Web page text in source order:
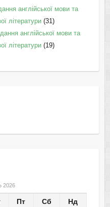
англійської мови та
літератури(31)
англійської мови та
літератури(19)
2026
Пт Сб Нд